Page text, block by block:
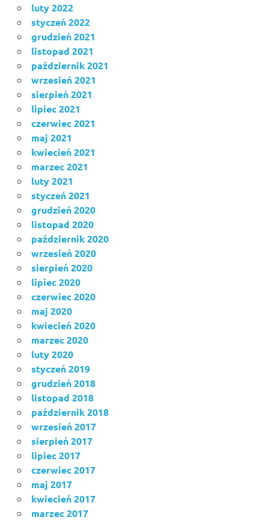
luty 2022
styczeń 2022
grudzień 2021
listopad 2021
październik 2021
wrzesień 2021
sierpień 2021
lipiec 2021
czerwiec 2021
maj 2021
kwiecień 2021
marzec 2021
luty 2021
styczeń 2021
grudzień 2020
listopad 2020
październik 2020
wrzesień 2020
sierpień 2020
lipiec 2020
czerwiec 2020
maj 2020
kwiecień 2020
marzec 2020
luty 2020
styczeń 2019
grudzień 2018
listopad 2018
październik 2018
wrzesień 2017
sierpień 2017
lipiec 2017
czerwiec 2017
maj 2017
kwiecień 2017
marzec 2017